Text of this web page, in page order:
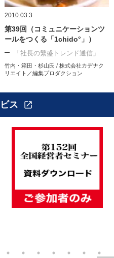
2010.03.3
第39回（コミュニケーションツ
ールをつくる「1chido°」）
「社長の繁盛トレンド通信」
竹内・箱田・杉山氏 / 株式会社カデナク
リエイト／編集プロダクション
ス open_in_new